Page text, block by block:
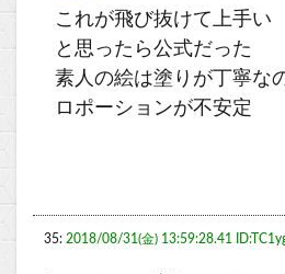
これが飛び抜けて上手い
と思ったら公式だった
素人の絵は塗りが丁寧な
ロポーションが不安定
35: 2018/08/31(金) 13:59:28.41